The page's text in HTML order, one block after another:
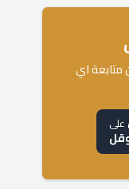
متابعة اي
على